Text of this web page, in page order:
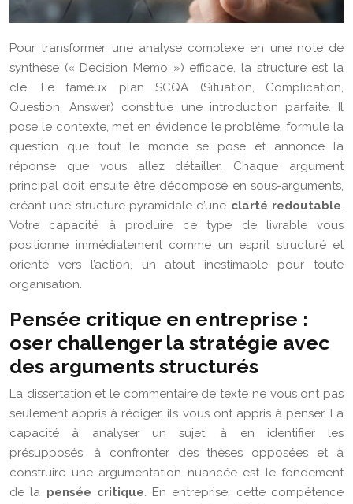
Pour transformer une analyse complexe en une note de
synthèse (« Decision Memo ») efficace, la structure est la
clé. Le fameux plan SCQA (Situation, Complication,
Question, Answer) constitue une introduction parfaite. Il
pose le contexte, met en évidence le problème, formule la
question que tout le monde se pose et annonce la
réponse que vous allez détailler. Chaque argument
principal doit ensuite être décomposé en sous-arguments,
créant une structure pyramidale d’une clarté redoutable.
Votre capacité à produire ce type de livrable vous
positionne immédiatement comme un esprit structuré et
orienté vers l’action, un atout inestimable pour toute
organisation.
Pensée critique en entreprise :
oser challenger la stratégie avec
des arguments structurés
La dissertation et le commentaire de texte ne vous ont pas
seulement appris à rédiger, ils vous ont appris à penser. La
capacité à analyser un sujet, à en identifier les
présupposés, à confronter des thèses opposées et à
construire une argumentation nuancée est le fondement
de la pensée critique. En entreprise, cette compétence